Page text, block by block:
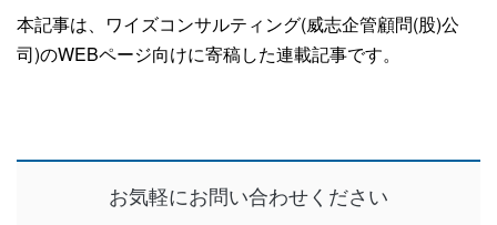
本記事は、ワイズコンサルティング(威志企管顧問(股)公
司)のWEBページ向けに寄稿した連載記事です。
お気軽にお問い合わせください